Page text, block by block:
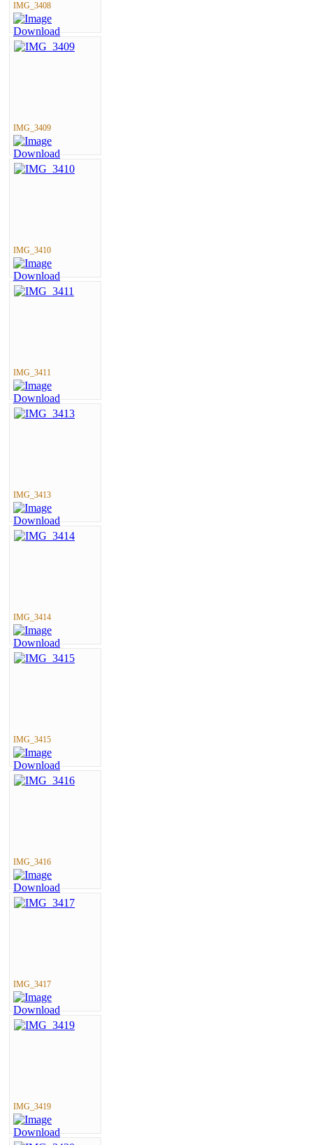
IMG_3408
IMG_3409
IMG_3410
IMG_3411
IMG_3413
IMG_3414
IMG_3415
IMG_3416
IMG_3417
IMG_3419